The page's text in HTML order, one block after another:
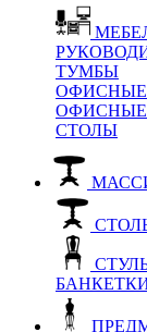
ТУМБЫ
ОФИСНЫЕ
ОФИСНЫЕ
СТОЛЫ